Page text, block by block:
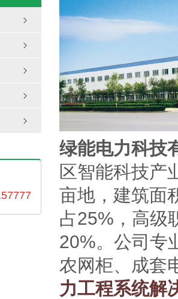





绿能电力科技
区智能科技产
亩地，建筑面
占25%，高级
20%。公司专
农网柜、成套
力工程系统解